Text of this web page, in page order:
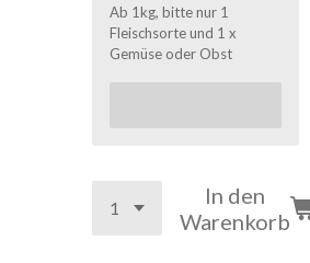
Ab 1kg, bitte nur 1
Fleischsorte und 1 x
Gemüse oder Obst
In den
Warenkorb